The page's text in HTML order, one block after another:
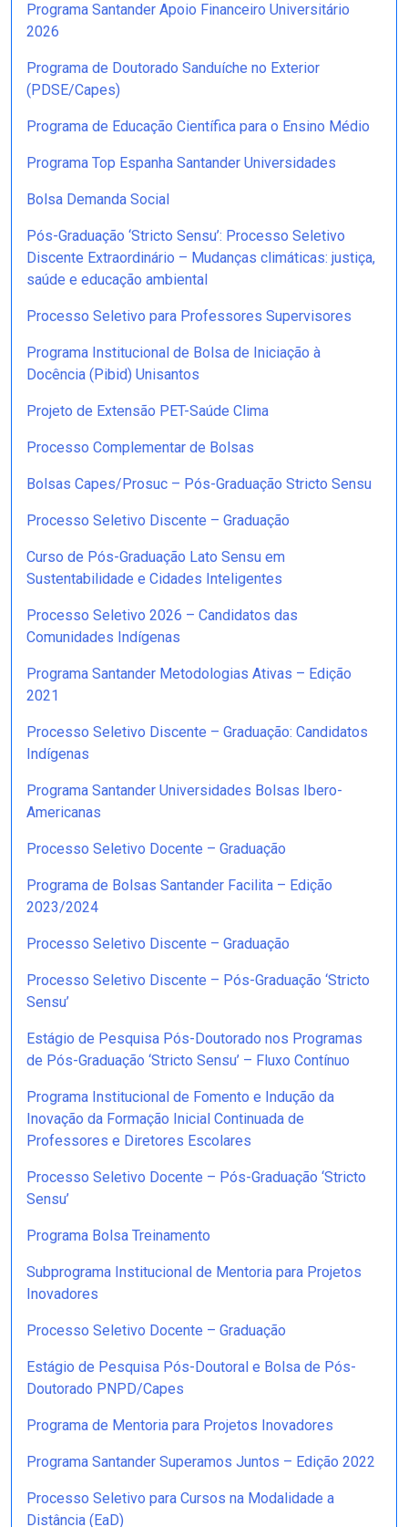
Programa Santander Apoio Financeiro Universitário
2026
Programa de Doutorado Sanduíche no Exterior
(PDSE/Capes)
Programa de Educação Científica para o Ensino Médio
Programa Top Espanha Santander Universidades
Bolsa Demanda Social
Pós-Graduação ‘Stricto Sensu’: Processo Seletivo
Discente Extraordinário – Mudanças climáticas: justiça,
saúde e educação ambiental
Processo Seletivo para Professores Supervisores
Programa Institucional de Bolsa de Iniciação à
Docência (Pibid) Unisantos
Projeto de Extensão PET-Saúde Clima
Processo Complementar de Bolsas
Bolsas Capes/Prosuc – Pós-Graduação Stricto Sensu
Processo Seletivo Discente – Graduação
Curso de Pós-Graduação Lato Sensu em
Sustentabilidade e Cidades Inteligentes
Processo Seletivo 2026 – Candidatos das
Comunidades Indígenas
Programa Santander Metodologias Ativas – Edição
2021
Processo Seletivo Discente – Graduação: Candidatos
Indígenas
Programa Santander Universidades Bolsas Ibero-
Americanas
Processo Seletivo Docente – Graduação
Programa de Bolsas Santander Facilita – Edição
2023/2024
Processo Seletivo Discente – Graduação
Processo Seletivo Discente – Pós-Graduação ‘Stricto
Sensu’
Estágio de Pesquisa Pós-Doutorado nos Programas
de Pós-Graduação ‘Stricto Sensu’ – Fluxo Contínuo
Programa Institucional de Fomento e Indução da
Inovação da Formação Inicial Continuada de
Professores e Diretores Escolares
Processo Seletivo Docente – Pós-Graduação ‘Stricto
Sensu’
Programa Bolsa Treinamento
Subprograma Institucional de Mentoria para Projetos
Inovadores
Processo Seletivo Docente – Graduação
Estágio de Pesquisa Pós-Doutoral e Bolsa de Pós-
Doutorado PNPD/Capes
Programa de Mentoria para Projetos Inovadores
Programa Santander Superamos Juntos – Edição 2022
Processo Seletivo para Cursos na Modalidade a
Distância (EaD)